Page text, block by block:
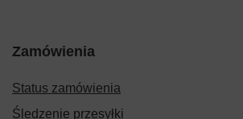
Zamówienia
Status zamówienia
Śledzenie przesyłki